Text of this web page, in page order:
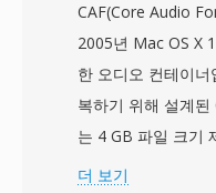
문제를 야기했습니
다중 채널 지원과
한 통합으로, 비파
니다. 이 포맷은 또
하여 샘플 라이브러
Technology가 Pro
CAF(Core Audio
2005년 Mac OS X
한 오디오 컨테이
복하기 위해 설계된
는 4 GB 파일 크기
한 길이를 지원합니
더 보기